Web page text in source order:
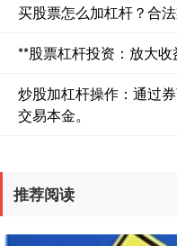
买股票怎么加杠杆？合
**股票杠杆投资：放大
炒股加杠杆操作：通过
交易本金。
推荐阅读